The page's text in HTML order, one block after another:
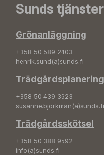
Sunds tjänster
Grönanläggning
+358 50 589 2403
henrik.sund(a)sunds.fi
Trädgårdsplanering
+358 50 439 3623
susanne.bjorkman(a)sunds.fi
Trädgårdsskötsel
+358 50 388 9592
info(a)sunds.fi